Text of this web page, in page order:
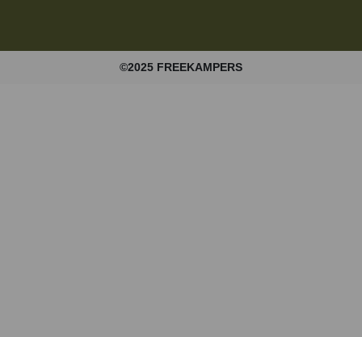
©2025 FREEKAMPERS